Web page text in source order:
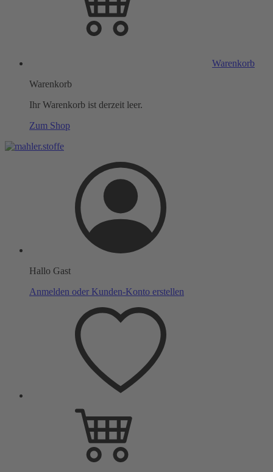
Warenkorb
Warenkorb
Ihr Warenkorb ist derzeit leer.
Zum Shop
Hallo Gast
Anmelden oder Kunden-Konto erstellen